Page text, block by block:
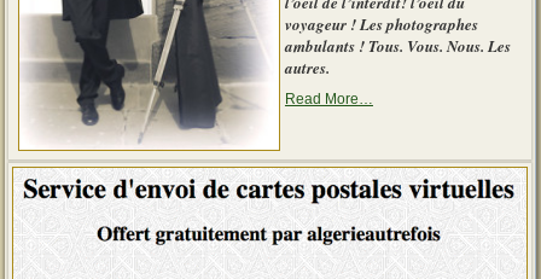
voyageur ! Les photographes
ambulants ! Tous. Vous. Nous. Les
autres.
Read Moreabout
…